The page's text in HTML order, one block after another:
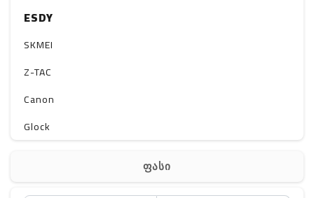
ESDY
SKMEI
Z-TAC
Canon
Glock
ფასი